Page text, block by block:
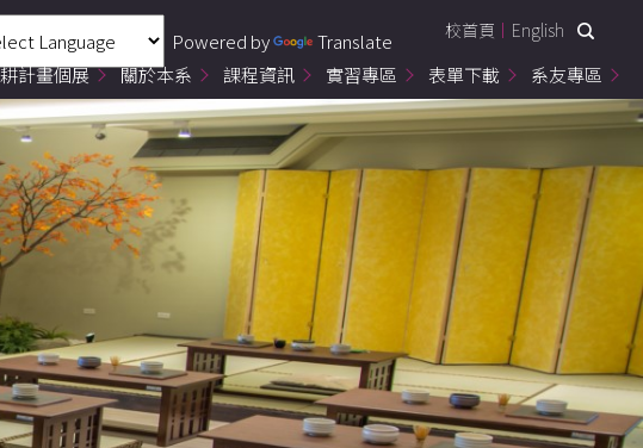
Powered by Translate 校首頁 English
計畫個展 關於本系 課程資訊 實習專區 表單下載 系友專區